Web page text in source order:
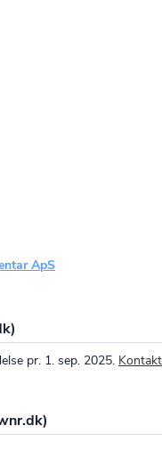
ApS
pr. 1. sep. 2025.